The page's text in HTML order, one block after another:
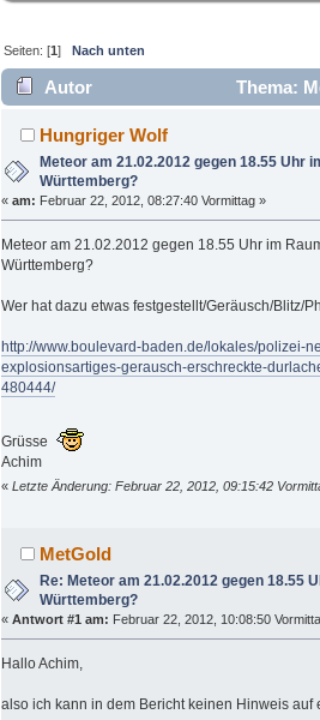
Seiten: [1]Nach unten
Autor
Thema:
gegen 18.55 Uhr im Raum Durlach/
(Gelesen 3724 mal)
Hungriger Wolf
Meteor am 21.02.2012 gegen 18.55 Uhr
Württemberg?
« am: Februar 22, 2012, 08:27:40 Vormittag »
Meteor am 21.02.2012 gegen 18.55 Uhr im
Württemberg?
Wer hat dazu etwas festgestellt/Geräusch/Blitz/
http://www.boulevard-baden.de/lokales/polizei-
explosionsartiges-gerausch-erschreckte-
480444/
Grüsse
Achim
« Letzte Änderung: Februar 22, 2012, 09:15:42
MetGold
Re: Meteor am 21.02.2012 gegen 18.55
Württemberg?
« Antwort #1 am: Februar 22, 2012, 10:08:50
Hallo Achim,
also ich kann in dem Bericht keinen Hinweis auf